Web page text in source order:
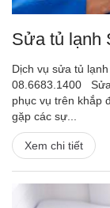
Sửa tủ lạnh
Dịch vụ sửa tủ
08.6683.1400 Sửa
phục vụ trên khắp
gặp các sự...
Xem chi tiết